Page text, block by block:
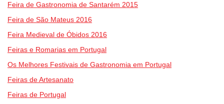
Feira de Gastronomia de Santarém 2015
Feira de São Mateus 2016
Feira Medieval de Óbidos 2016
Feiras e Romarias em Portugal
Os Melhores Festivais de Gastronomia em Portugal
Feiras de Artesanato
Feiras de Portugal